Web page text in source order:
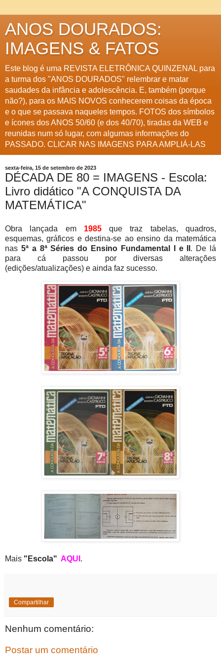
ANOS DOURADOS:
IMAGENS & FATOS
Este blog é uma REVISTA ELETRÔNICA QUINZENAL para
a turma dos "ANOS DOURADOS" relembrar e matar
saudades da infância e adolescência. E, também (porque
não?), para os MAIS NOVOS conhecerem coisas da época
e o que se passava naqueles tempos. FOTOS dos símbolos
e ícones dos ANOS 50/60 (e dos 40/70), tiradas da WEB e
reunidas num só lugar, com algumas informações do
PASSADO. CLICAR NAS IMAGENS PARA AMPLIÁ-LAS
sexta-feira, 15 de setembro de 2023
DÉCADA DE 80 = IMAGENS - Escola:
Livro didático "A CONQUISTA DA
MATEMÁTICA"
Obra lançada em 1985que traz tabelas, quadros,
esquemas, gráficos e destina-se ao ensino da matemática
nas 5ª a 8ª Séries do Ensino Fundamental I e II . De lá
para cá passou por diversas alterações
(edições/atualizações) e ainda faz sucesso.
Mais "Escola" AQUI .
Compartilhar
Nenhum comentário:
Postar um comentário